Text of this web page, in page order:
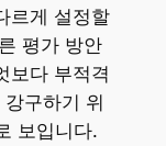
르게 설정할
평가 방안
보다 부적격
구하기 위
보입니다.